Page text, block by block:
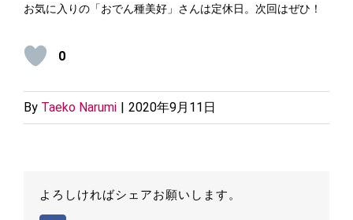
お気に入りの「おでん種美好」さんは定休日。次回はぜひ！
0
By Taeko Narumi 2020年9月11日
よろしければシェアお願いします。